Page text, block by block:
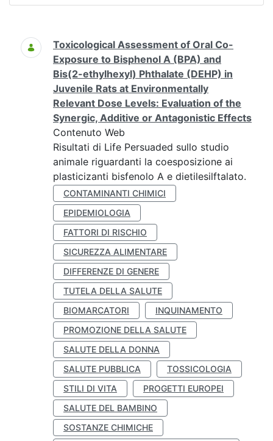
Ricerca
Toxicological Assessment of Oral Co-
Exposure to Bisphenol A (BPA) and
Bis(2-ethylhexyl) Phthalate (DEHP) in
Juvenile Rats at Environmentally
Relevant Dose Levels: Evaluation of the
Synergic, Additive or Antagonistic Effects
Contenuto Web
Risultati di Life Persuaded sullo studio
animale riguardanti la coesposizione ai
plasticizanti bisfenolo A e dietilesilftalato.
CONTAMINANTI CHIMICI
EPIDEMIOLOGIA
FATTORI DI RISCHIO
SICUREZZA ALIMENTARE
DIFFERENZE DI GENERE
TUTELA DELLA SALUTE
BIOMARCATORI
INQUINAMENTO
PROMOZIONE DELLA SALUTE
SALUTE DELLA DONNA
SALUTE PUBBLICA
TOSSICOLOGIA
STILI DI VITA
PROGETTI EUROPEI
SALUTE DEL BAMBINO
SOSTANZE CHIMICHE